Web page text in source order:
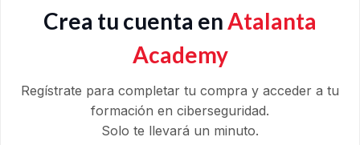
Crea tu cuenta enAtalanta
Academy
Regístrate para completar tu compra y acceder a tu
formación en ciberseguridad.
Solo te llevará un minuto.